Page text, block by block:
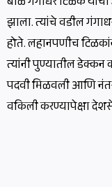
झाला. त्यांचे वडील
होते. लहानपणीच
त्यांनी पुण्यातील
पदवी मिळवली आणि नंतर
वकिली करण्यापेक्षा